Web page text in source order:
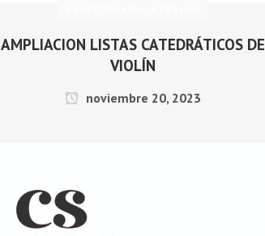
AMPLIACION LISTAS CATEDRÁTICOS DE
VIOLÍN
noviembre 20, 2023